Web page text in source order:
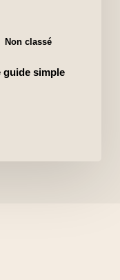
Non classé
guide simple